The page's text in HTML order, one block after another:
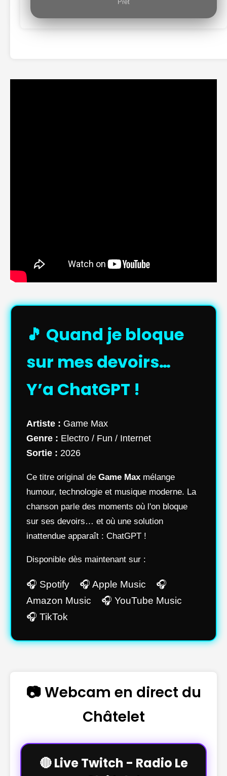
Prêt
🎵 Quand je bloque
sur mes devoirs…
Y’a ChatGPT !
Artiste : Game Max
Genre : Electro / Fun / Internet
Sortie : 2026
Ce titre original de Game Max mélange
humour, technologie et musique moderne. La
chanson parle des moments où l'on bloque
sur ses devoirs… et où une solution
inattendue apparaît : ChatGPT !
Disponible dès maintenant sur :
🎧 Spotify 🎧 Apple Music 🎧
Amazon Music 🎧 YouTube Music
🎧 TikTok
📷 Webcam en direct du
Châtelet
🔴 Live Twitch - Radio Le